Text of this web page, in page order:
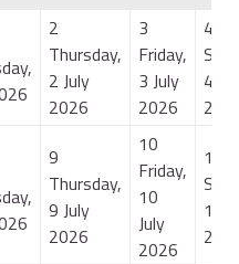
2
Thursday,
2 July
2026
3
Friday,
3 July
2026
4
4
9
Thursday,
9 July
2026
10
Friday,
10
July
2026
11
11